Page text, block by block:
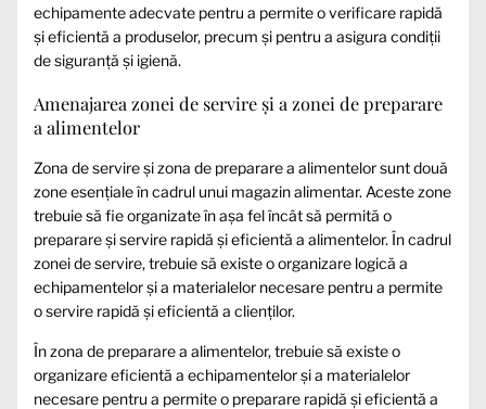
echipamente adecvate pentru a permite o verificare rapidă
și eficientă a produselor, precum și pentru a asigura condiții
de siguranță și igienă.
Amenajarea zonei de servire și a zonei de preparare
a alimentelor
Zona de servire și zona de preparare a alimentelor sunt două
zone esențiale în cadrul unui magazin alimentar. Aceste zone
trebuie să fie organizate în așa fel încât să permită o
preparare și servire rapidă și eficientă a alimentelor. În cadrul
zonei de servire, trebuie să existe o organizare logică a
echipamentelor și a materialelor necesare pentru a permite
o servire rapidă și eficientă a clienților.
În zona de preparare a alimentelor, trebuie să existe o
organizare eficientă a echipamentelor și a materialelor
necesare pentru a permite o preparare rapidă și eficientă a